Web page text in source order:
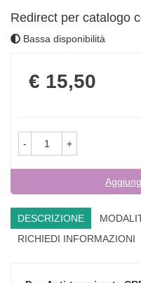
Redirect per catalogo
Bassa disponibilità
Prezzo
€ 15,50
- +
DESCRIZIONE
RICHIEDI INFORMAZIONI